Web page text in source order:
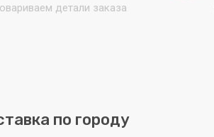
детали заказа
по городу